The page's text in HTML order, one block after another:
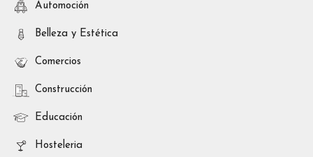
Automoción
Belleza y Estética
Comercios
Construcción
Educación
Hosteleria